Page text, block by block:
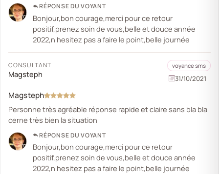
RÉPONSE DU VOYANT
Bonjour,bon courage,merci pour ce retour
positif,prenez soin de vous,belle et douce année
2022,n hesitez pas a faire le point,belle journée
CONSULTANT
Magsteph
voyance sms
31/10/2021
Magsteph
Personne très agréable réponse rapide et claire sans bla bla
cerne très bien la situation
RÉPONSE DU VOYANT
Bonjour,bon courage,merci pour ce retour
positif,prenez soin de vous,belle et douce année
2022,n hesitez pas a faire le point,belle journée